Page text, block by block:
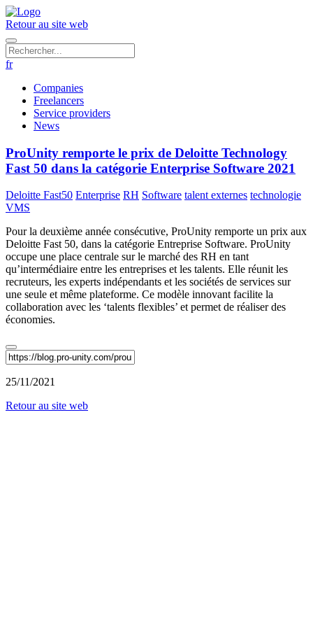
Retour au site web
fr
Companies
Freelancers
Service providers
News
ProUnity remporte le prix de Deloitte Technology
Fast 50 dans la catégorie Enterprise Software 2021
Deloitte Fast50 Enterprise RH Software talent externes technologie
VMS
Pour la deuxième année consécutive, ProUnity remporte un prix aux
Deloitte Fast 50, dans la catégorie Entreprise Software. ProUnity
occupe une place centrale sur le marché des RH en tant
qu’intermédiaire entre les entreprises et les talents. Elle réunit les
recruteurs, les experts indépendants et les sociétés de services sur
une seule et même plateforme. Ce modèle innovant facilite la
collaboration avec les ‘talents flexibles’ et permet de réaliser des
économies.
25/11/2021
Retour au site web